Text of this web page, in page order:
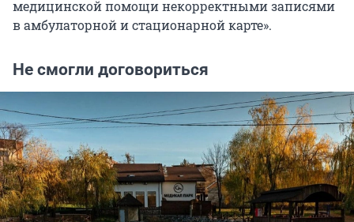
медицинской помощи некорректными записями
в амбулаторной и стационарной карте».
Не смогли договориться